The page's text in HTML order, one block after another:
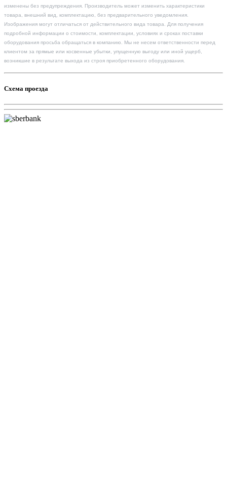
изменены без предупреждения. Производитель может изменить характеристики
товара, внешний вид, комплектацию, без предварительного уведомления.
Изображения могут отличаться от действительного вида товара. Для получения
подробной информации о стоимости, комплектации, условиях и сроках поставки
оборудования просьба обращаться в компанию. Мы не несем ответственности перед
клиентом за прямые или косвенные убытки, упущенную выгоду или иной ущерб,
возникшие в результате выхода из строя приобретенного оборудования.
Схема проезда